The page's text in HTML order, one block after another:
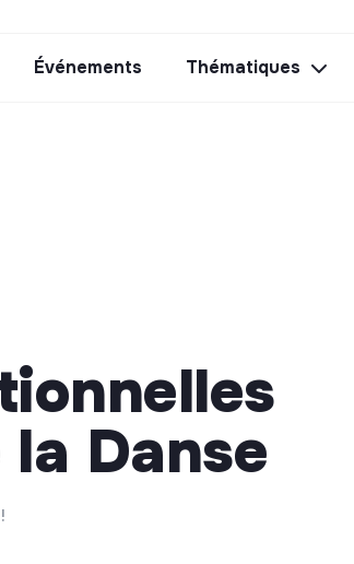
Événements Thématiques
Danse